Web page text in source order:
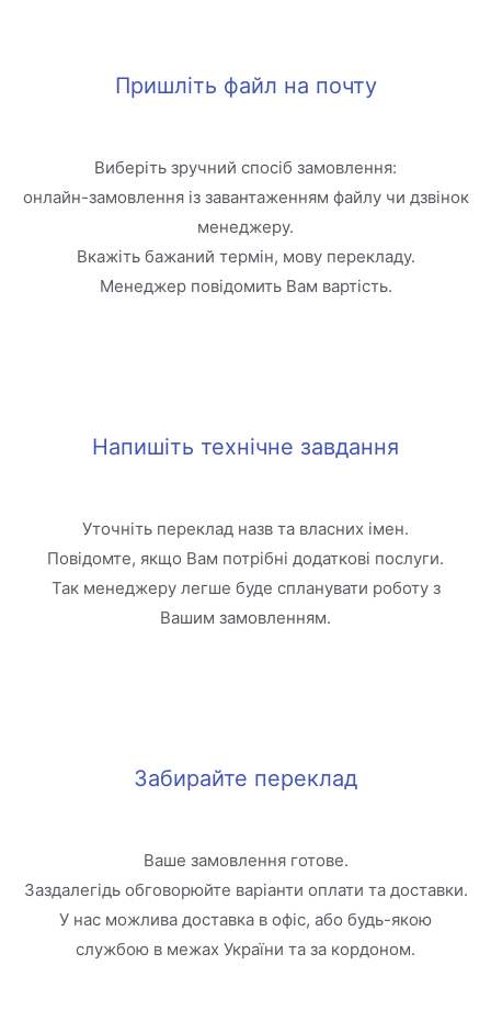
Пришліть файл на почту
Виберіть зручний спосіб замовлення:
онлайн-замовлення із завантаженням файлу чи дзвінок
менеджеру.
Вкажіть бажаний термін, мову перекладу.
Менеджер повідомить Вам вартість.
Напишіть технічне завдання
Уточніть переклад назв та власних імен.
Повідомте, якщо Вам потрібні додаткові послуги.
Так менеджеру легше буде спланувати роботу з
Вашим замовленням.
Забирайте переклад
Ваше замовлення готове.
Заздалегідь обговорюйте варіанти оплати та доставки.
У нас можлива доставка в офіс, або будь-якою
службою в межах України та за кордоном.